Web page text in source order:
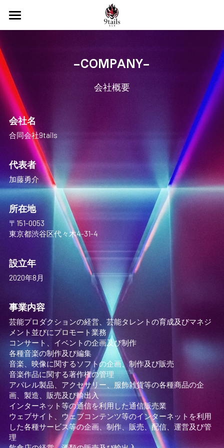
TOP
FASHION
AUDTION
COMPANY
CONTACT
-COMPANY-
会社概要
会社名
合同会社9tails
代表者
加藤勇介
所在地
〒151-0053
東京都渋谷区代々木4-31-4
設立年
2020年8月
事業内容
芸能プロダクションの経営、芸能タレントの育成及びマネジ
メント並びにプロモート業務
コンサート、イベントの企画及び制作
各種音楽の制作及び編集
音楽、映像に関するソフトの企画、制作及び販売
音楽作品に関する著作権の管理
アパレル製品、アクセサリー、服飾雑貨等の各種商品の企
画、製造、販売及び輸出入
インターネット等の通信を利用した通信販売業
ウェブサイト、ウェブコンテンツ等のインターネットを利用
した各種サービス等の企画、制作、販売、配信、運営及び管
理